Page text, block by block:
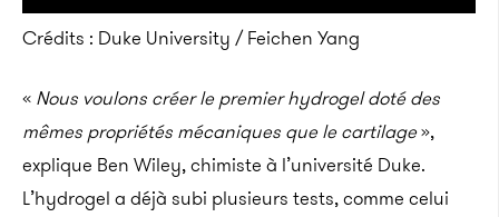
Crédits : Duke University / Feichen Yang
« Nous voulons créer le premier hydrogel doté des
mêmes propriétés mécaniques que le cartilage»,
explique Ben Wiley, chimiste à l’université Duke.
L’hydrogel a déjà subi plusieurs tests, comme celui